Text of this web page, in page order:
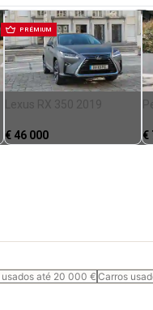
PRÉMIUM
Lexus RX 350 2019
€ 46 000 €
usados até 20 000 €Carros